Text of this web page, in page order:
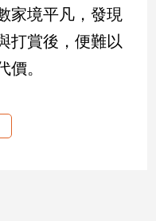
家境平凡，發現
打賞後，便難以
價。